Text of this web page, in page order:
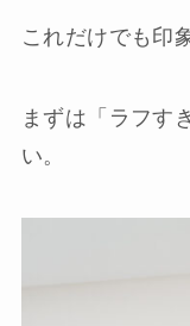
これだけでも印
まずは「ラフす
い。